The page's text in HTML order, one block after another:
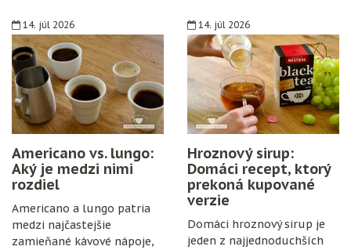
14. júl 2026
Americano vs. lungo:
Aký je medzi nimi
rozdiel
Americano a lungo patria
medzi najčastejšie
zamieňané kávové nápoje,
14. júl 2026
Hroznový sirup:
Domáci recept, ktorý
prekoná kupované
verzie
Domáci hroznový sirup je
jeden z najjednoduchších